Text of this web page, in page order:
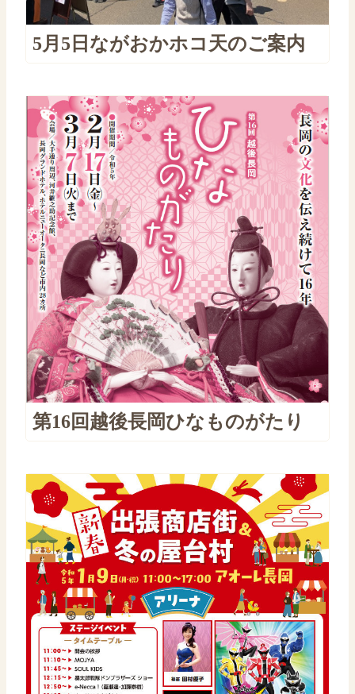
5月5日ながおかホコ天のご案内
第16回越後長岡ひなものがたり